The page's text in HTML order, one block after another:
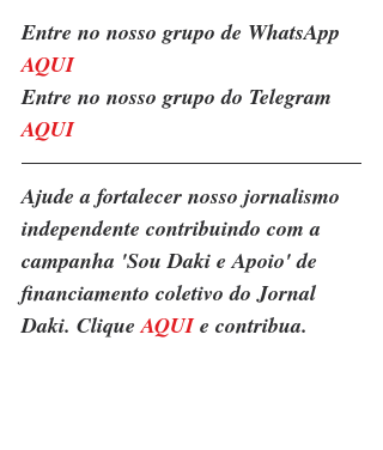
Entre no nosso grupo de WhatsApp
AQUI
Entre no nosso grupo do Telegram
AQUI
Ajude a fortalecer nosso jornalismo
independente contribuindo com a
campanha 'Sou Daki e Apoio' de
financiamento coletivo do Jornal
Daki. Clique AQUI e contribua.